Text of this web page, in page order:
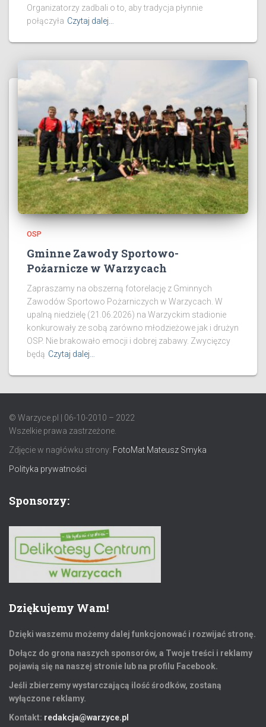
Organizatorzy zadbali o to, aby tradycja płynnie
połączyła Czytaj dalej…
OSP
Gminne Zawody Sportowo-
Pożarnicze w Warzycach
Zapraszamy na obszerną fotorelację z Gminnych
Zawodów Sportowo Pożarniczych w Warzycach. W
upalną niedzielę (21.06.2026) na Warzyckim stadionie
konkurowały ze sobą zarówno młodzieżowe jak i drużyn
OSP. Nie brakowało emocji i dobrej zabawy. Zwycięzcy
będą Czytaj dalej…
© Warzyce.pl | 06-10-2010 – 2022
Wszelkie prawa zastrzeżone.
Zdjęcie w nagłówku strony: FotoMat Mateusz Smyka
Polityka prywatności
Sponsorzy:
Dziękujemy Wam!
Dzięki waszemu możemy dalej funkcjonować i rozwijać stronę.
Dołącz do grona naszych sponsorów, a Twoje treści i reklamy
pojawią się na naszej stronie lub na profilu Facebook.
Jeśli zbierzemy wystarczającą ilość środków, zostaną
wyłączone reklamy.
Kontakt: redakcja@warzyce.pl